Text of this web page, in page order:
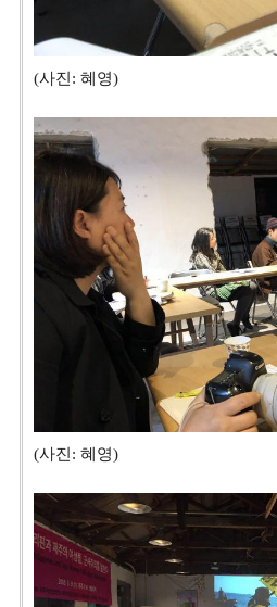
(사진: 혜영)
(사진: 혜영)